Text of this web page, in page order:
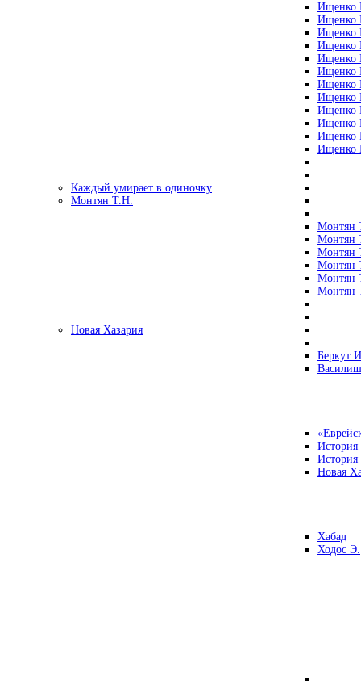
Ищенко
Ищенко
Ищенко
Ищенко
Ищенко
Ищенко
Ищенко
Ищенко
Ищенко
Ищенко
Ищенко
Ищенко
Каждый умирает в одиночку
Монтян Т.Н.
Монтян
Монтян
Монтян
Монтян
Монтян
Монтян
Новая Хазария
Беркут
Новая
Хабад
Ходос Э.